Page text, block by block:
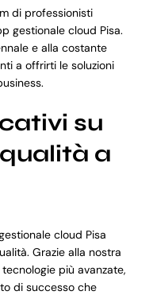
di professionisti
gestionale cloud Pisa.
e alla costante
a offrirti le soluzioni
su
a
cloud Pisa
Grazie alla nostra
più avanzate,
di successo che